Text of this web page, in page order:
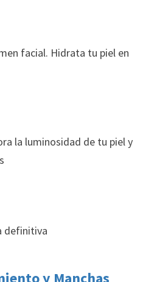
facial. Hidrata tu piel en
la luminosidad de tu piel y
definitiva
y Manchas